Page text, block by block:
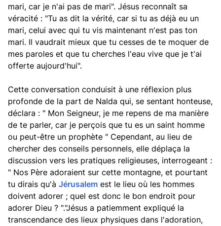
mari, car je n'ai pas de mari". Jésus reconnaît sa
véracité : "Tu as dit la vérité, car si tu as déjà eu un
mari, celui avec qui tu vis maintenant n'est pas ton
mari. Il vaudrait mieux que tu cesses de te moquer de
mes paroles et que tu cherches l'eau vive que je t'ai
offerte aujourd'hui".
Cette conversation conduisit à une réflexion plus
profonde de la part de Nalda qui, se sentant honteuse,
déclara : " Mon Seigneur, je me repens de ma manière
de te parler, car je perçois que tu es un saint homme
ou peut-être un prophète " Cependant, au lieu de
chercher des conseils personnels, elle déplaça la
discussion vers les pratiques religieuses, interrogeant :
" Nos Père adoraient sur cette montagne, et pourtant
tu dirais qu'à Jérusalem est le lieu où les hommes
doivent adorer ; quel est donc le bon endroit pour
adorer Dieu ? "."Jésus a patiemment expliqué la
transcendance des lieux physiques dans l'adoration,